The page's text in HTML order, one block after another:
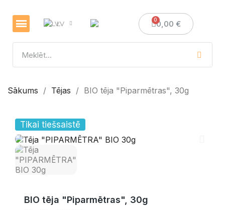
LV 0,00 €
Sākums Tējas BIO tēja "Piparmētras", 30g
Tikai tiešsaistē
BIO tēja "Piparmētras", 30g